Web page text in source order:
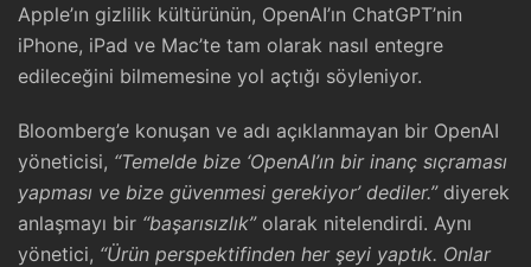
Apple’ın gizlilik kültürünün, OpenAI’ın ChatGPT’nin
iPhone, iPad ve Mac’te tam olarak nasıl entegre
edileceğini bilmemesine yol açtığı söyleniyor.
Bloomberg’e konuşan ve adı açıklanmayan bir OpenAI
yöneticisi, “Temelde bize ‘OpenAI’ın bir inanç sıçraması
yapması ve bize güvenmesi gerekiyor’ dediler.”diyerek
anlaşmayı bir “başarısızlık”olarak nitelendirdi. Aynı
yönetici, “Ürün perspektifinden her şeyi yaptık. Onlar